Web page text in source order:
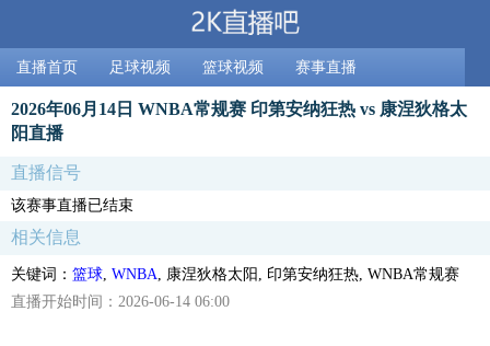
直播首页 足球视频 篮球视频 赛事直播
2026年06月14日 WNBA常规赛 印第安纳狂热 vs 康涅狄格太
阳直播
直播信号
该赛事直播已结束
相关信息
关键词： 篮球 WNBA , 康涅狄格太阳, 印第安纳狂热, WNBA常规赛
直播开始时间：2026-06-14 06:00